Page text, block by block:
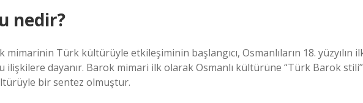
nedir?
Türk kültürüyle etkileşiminin başlangıcı, Osmanlıların 18. yüzyılın
ilişkilere dayanır. Barok mimari ilk olarak Osmanlı kültürüne “Türk Barok stili”
bir sentez olmuştur.